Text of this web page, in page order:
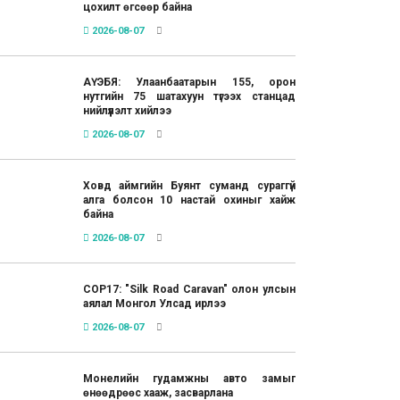
цохилт өгсөөр байна
2026-08-07
АҮЭБЯ: Улаанбаатарын 155, орон
нутгийн 75 шатахуун түгээх станцад
нийлүүлэлт хийлээ
2026-08-07
Ховд аймгийн Буянт суманд сураггүй
алга болсон 10 настай охиныг хайж
байна
2026-08-07
COP17: "Silk Road Caravan" олон улсын
аялал Монгол Улсад ирлээ
2026-08-07
Монелийн гудамжны авто замыг
өнөөдрөөс хааж, засварлана